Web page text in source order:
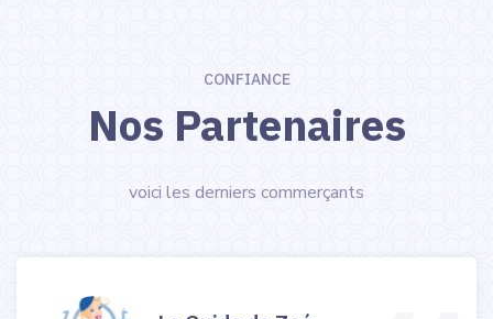
CONFIANCE
Nos Partenaires
voici les derniers commerçants